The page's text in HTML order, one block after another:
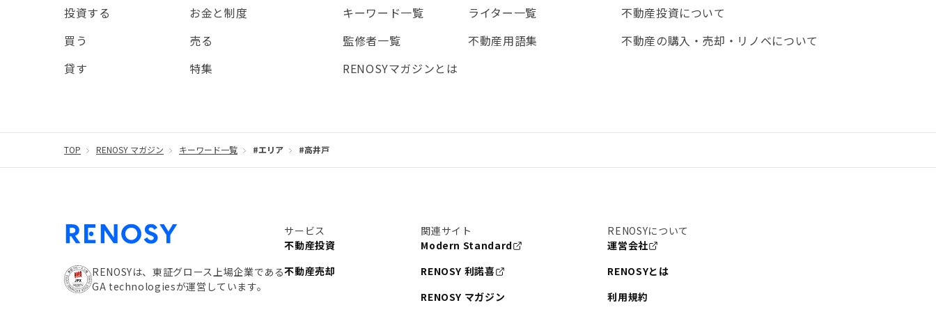
投資する
お金と制度
買う
売る
貸す
特集
キーワード一覧
ライター一覧
監修者一覧
不動産用語集
RENOSYマガジンとは
不動産投資について
不動産の購入・売却・リノベについて
TOP RENOSY マガジン キーワード一覧 #エリア #高井戸
RENOSYは、東証グロース上場企業である
GA technologiesが運営しています。
サービス
不動産投資
不動産売却
関連サイト
Modern Standard
RENOSY 利諾喜
RENOSY マガジン
RENOSYについて
運営会社
RENOSYとは
利用規約